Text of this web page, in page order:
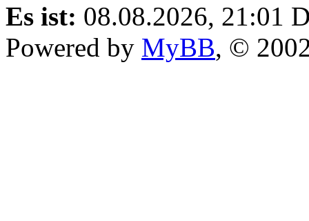
Es ist: 08.08.2026, 21:01
Powered by MyBB, ©